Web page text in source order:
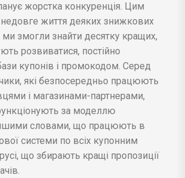
жорстка конкуренція. Цим
життя деяких знижкових
ми змогли знайти десятку кращих,
розвиватися, постійно
купонів і промокодом. Серед
які безпосередньо працюють
і магазинами-партнерами,
за моделлю
словами, що працюють в
системи по всіх купонним
що збирають кращі пропозиції